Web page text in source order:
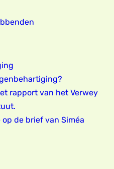
rapport van het Verwey
op de brief van Siméa